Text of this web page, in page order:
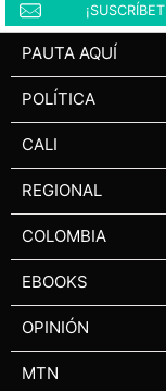
PAUTA AQUÍ
POLÍTICA
CALI
REGIONAL
COLOMBIA
EBOOKS
OPINIÓN
MTN